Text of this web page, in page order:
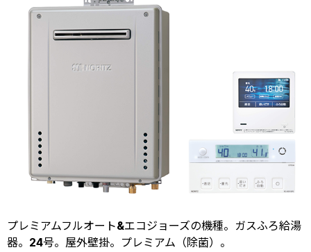
プレミアムフルオート&エコジョーズの機種。ガスふろ給湯
器。24号。屋外壁掛。プレミアム（除菌）。